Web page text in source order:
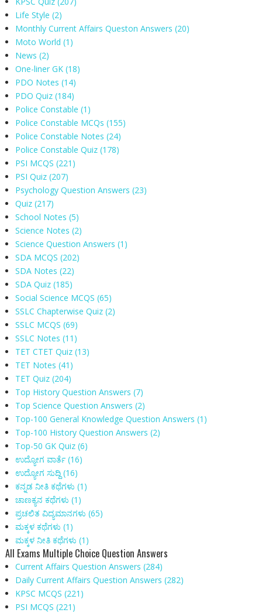
Life Style(2)
Monthly Current Affairs Queston Answers(20)
Moto World(1)
News(2)
One-liner GK(18)
PDO Notes(14)
PDO Quiz(184)
Police Constable(1)
Police Constable MCQs(155)
Police Constable Notes(24)
Police Constable Quiz(178)
PSI MCQS(221)
PSI Quiz(207)
Psychology Question Answers(23)
Quiz(217)
School Notes(5)
Science Notes(2)
Science Question Answers(1)
SDA MCQS(202)
SDA Notes(22)
SDA Quiz(185)
Social Science MCQS(65)
SSLC Chapterwise Quiz(2)
SSLC MCQS(69)
SSLC Notes(11)
TET CTET Quiz(13)
TET Notes(41)
TET Quiz(204)
Top History Question Answers(7)
Top Science Question Answers(2)
Top-100 General Knowledge Question Answers(1)
Top-100 History Question Answers(2)
Top-50 GK Quiz(6)
ಉದ್ಯೋಗ ವಾರ್ತೆ(16)
ಉದ್ಯೋಗ ಸುದ್ದಿ(16)
ಕನ್ನಡ ನೀತಿ ಕಥೆಗಳು(1)
ಚಾಣಕ್ಯನ ಕಥೆಗಳು(1)
ಪ್ರಚಲಿತ ವಿದ್ಯಮಾನಗಳು(65)
ಮಕ್ಕಳ‌ ಕಥೆಗಳು(1)
ಮಕ್ಕಳ ನೀತಿ ಕಥೆಗಳು(1)
All Exams Multiple Choice Question Answers
Current Affairs Question Answers(284)
Daily Current Affairs Question Answers(282)
KPSC MCQS(221)
PSI MCQS(221)